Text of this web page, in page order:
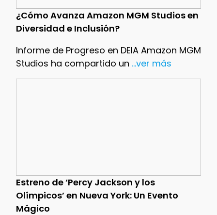
¿Cómo Avanza Amazon MGM Studios en
Diversidad e Inclusión?
Informe de Progreso en DEIA Amazon MGM
Studios ha compartido un ...ver más
Estreno de ‘Percy Jackson y los
Olímpicos’ en Nueva York: Un Evento
Mágico